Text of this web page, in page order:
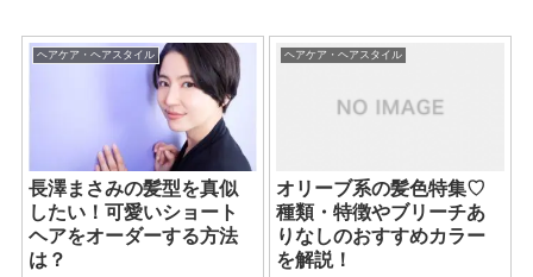
ヘアケア・ヘアスタイル
長澤まさみの髪型を真似
したい！可愛いショート
ヘアをオーダーする方法
は？
ヘアケア・ヘアスタイル
オリーブ系の髪色特集♡
種類・特徴やブリーチあ
りなしのおすすめカラー
を解説！